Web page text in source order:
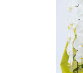
1本
蝶